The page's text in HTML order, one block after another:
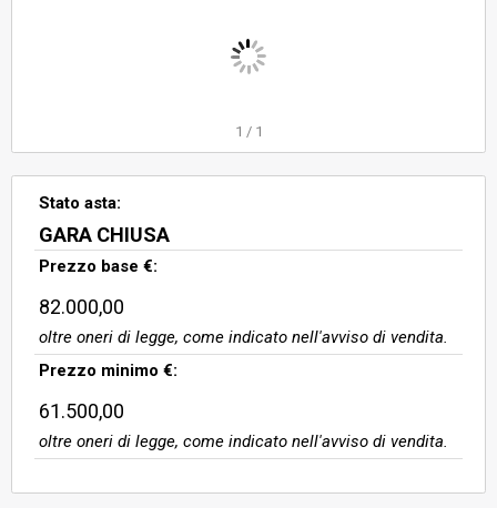
mq, è composta da soggiorno,
cucina, veranda chiusa con vetrata,
un fabbricato articolato su due
piani.
1 / 1
Stato asta:
GARA CHIUSA
Prezzo base €:
82.000,00
oltre oneri di legge, come indicato nell'avviso di vendita.
Prezzo minimo €:
61.500,00
oltre oneri di legge, come indicato nell'avviso di vendita.